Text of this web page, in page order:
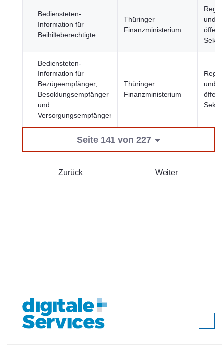
Bediensteten-
Information für
Beihilfeberechtigte
Thüringer
Finanzministerium
und
Bediensteten-
Information für
Bezügeempfänger,
Besoldungsempfänger
und
Versorgungsempfänger
Thüringer
Finanzministerium
und
Seite 141 von 227
Zurück Weiter